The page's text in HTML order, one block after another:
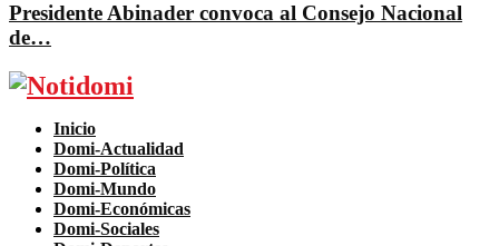
Presidente Abinader convoca al Consejo Nacional
de…
Facebook
Twitter
Instagram
Pinterest
Youtube
Inicio
Domi-Actualidad
Domi-Política
Domi-Mundo
Domi-Económicas
Domi-Sociales